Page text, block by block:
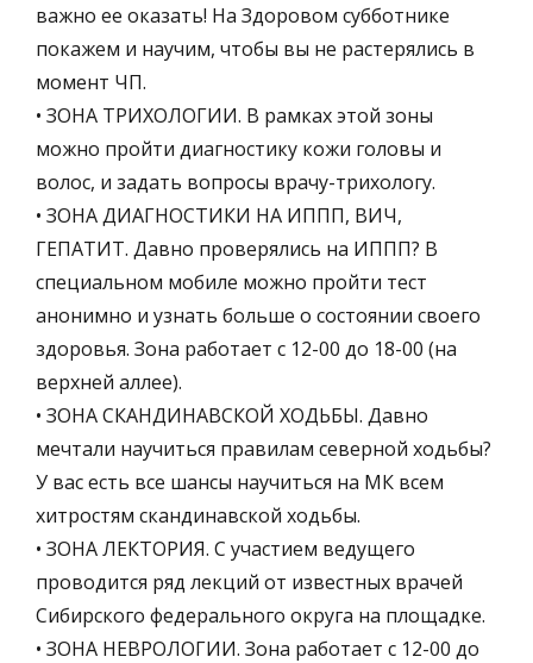
важно ее оказать! На Здоровом субботнике
покажем и научим, чтобы вы не растерялись в
момент ЧП.
• ЗОНА ТРИХОЛОГИИ. В рамках этой зоны
можно пройти диагностику кожи головы и
волос, и задать вопросы врачу-трихологу.
• ЗОНА ДИАГНОСТИКИ НА ИППП, ВИЧ,
ГЕПАТИТ. Давно проверялись на ИППП? В
специальном мобиле можно пройти тест
анонимно и узнать больше о состоянии своего
здоровья. Зона работает с 12-00 до 18-00 (на
верхней аллее).
• ЗОНА СКАНДИНАВСКОЙ ХОДЬБЫ. Давно
мечтали научиться правилам северной ходьбы?
У вас есть все шансы научиться на МК всем
хитростям скандинавской ходьбы.
• ЗОНА ЛЕКТОРИЯ. С участием ведущего
проводится ряд лекций от известных врачей
Сибирского федерального округа на площадке.
• ЗОНА НЕВРОЛОГИИ. Зона работает с 12-00 до